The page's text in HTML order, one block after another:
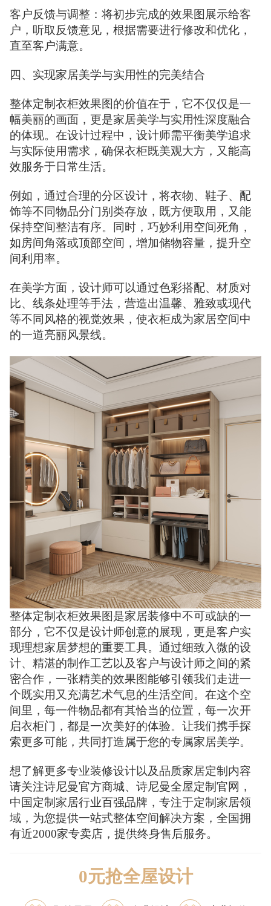
客户反馈与调整：将初步完成的效果图展示给客
户，听取反馈意见，根据需要进行修改和优化，
直至客户满意。
四、实现家居美学与实用性的完美结合
整体定制衣柜效果图的价值在于，它不仅仅是一
幅美丽的画面，更是家居美学与实用性深度融合
的体现。在设计过程中，设计师需平衡美学追求
与实际使用需求，确保衣柜既美观大方，又能高
效服务于日常生活。
例如，通过合理的分区设计，将衣物、鞋子、配
饰等不同物品分门别类存放，既方便取用，又能
保持空间整洁有序。同时，巧妙利用空间死角，
如房间角落或顶部空间，增加储物容量，提升空
间利用率。
在美学方面，设计师可以通过色彩搭配、材质对
比、线条处理等手法，营造出温馨、雅致或现代
等不同风格的视觉效果，使衣柜成为家居空间中
的一道亮丽风景线。
整体定制衣柜效果图是家居装修中不可或缺的一
部分，它不仅是设计师创意的展现，更是客户实
现理想家居梦想的重要工具。通过细致入微的设
计、精湛的制作工艺以及客户与设计师之间的紧
密合作，一张精美的效果图能够引领我们走进一
个既实用又充满艺术气息的生活空间。在这个空
间里，每一件物品都有其恰当的位置，每一次开
启衣柜门，都是一次美好的体验。让我们携手探
索更多可能，共同打造属于您的专属家居美学。
想了解更多专业装修设计以及品质家居定制内容
请关注诗尼曼官方商城、诗尼曼全屋定制官网，
中国定制家居行业百强品牌，专注于定制家居领
域，为您提供一站式整体空间解决方案，全国拥
有近2000家专卖店，提供终身售后服务。
0元抢全屋设计